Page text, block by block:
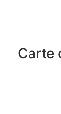
Carte